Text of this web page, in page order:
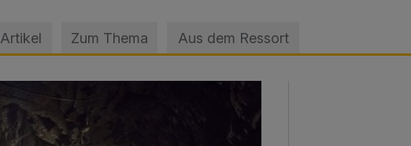
Zum Thema Aus dem Ressort